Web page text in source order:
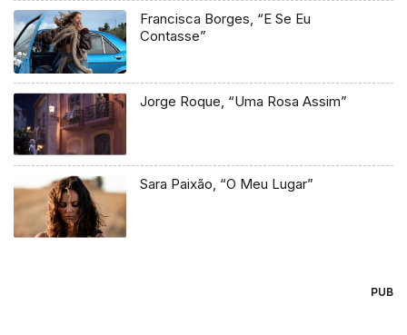
Francisca Borges, “E Se Eu
Contasse”
Jorge Roque, “Uma Rosa Assim”
Sara Paixão, “O Meu Lugar”
PUB